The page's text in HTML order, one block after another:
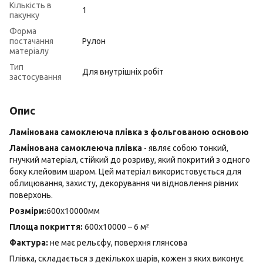
Кількість в
пакунку
1
Форма
постачання
матеріалу
Рулон
Тип
застосування
Для внутрішніх робіт
Опис
Ламінована самоклеюча плівка з фольгованою основою
Ламінована самоклеюча плівка - являє собою тонкий,
гнучкий матеріал, стійкий до розриву, який покритий з одного
боку клейовим шаром. Цей матеріал використовується для
облицювання, захисту, декорування чи відновлення рівних
поверхонь.
Розміри:600х10000мм
Площа покриття: 600х10000 – 6 м²
Фактура: не має рельєфу, поверхня глянсова
Плівка, складається з декількох шарів, кожен з яких виконує